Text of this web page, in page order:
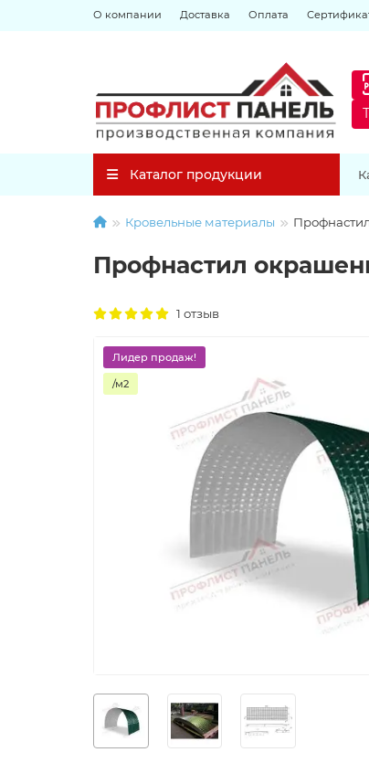
О компании Доставка Оплата
Каталог продукции
Кровельные материалы
Профнастил
1 отзыв
Лидер продаж!
/м2